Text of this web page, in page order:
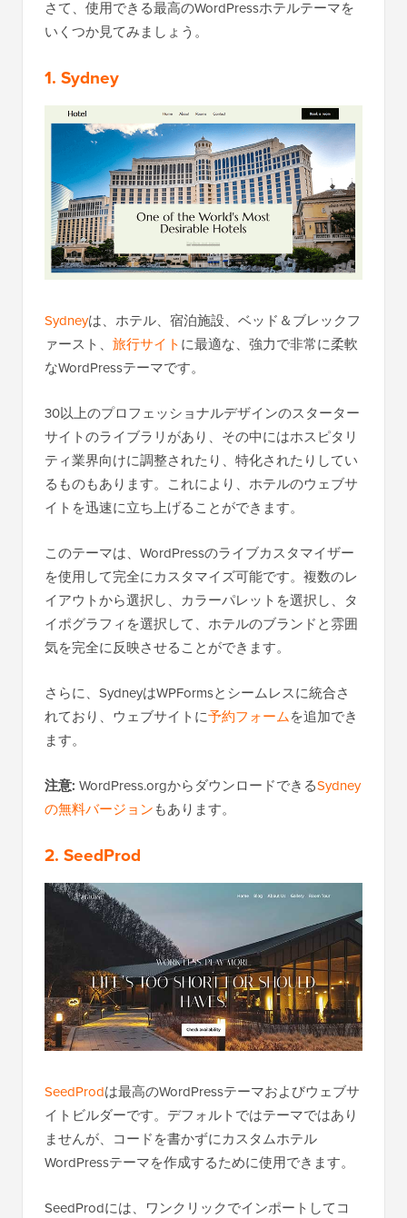
さて、使用できる最高のWordPressホテルテーマを
いくつか見てみましょう。
1. Sydney
Sydneyは、ホテル、宿泊施設、ベッド＆ブレックフ
ァースト、 旅行サイトに最適な、強力で非常に柔軟
なWordPressテーマです。
30以上のプロフェッショナルデザインのスターター
サイトのライブラリがあり、その中にはホスピタリ
ティ業界向けに調整されたり、特化されたりしてい
るものもあります。これにより、ホテルのウェブサ
イトを迅速に立ち上げることができます。
このテーマは、WordPressのライブカスタマイザー
を使用して完全にカスタマイズ可能です。複数のレ
イアウトから選択し、カラーパレットを選択し、タ
イポグラフィを選択して、ホテルのブランドと雰囲
気を完全に反映させることができます。
さらに、SydneyはWPFormsとシームレスに統合さ
れており、ウェブサイトに予約フォームを追加でき
ます。
注意: WordPress.orgからダウンロードできるSydney
の無料バージョンもあります。
2. SeedProd
SeedProdは最高のWordPressテーマおよびウェブサ
イトビルダーです。デフォルトではテーマではあり
ませんが、コードを書かずにカスタムホテル
WordPressテーマを作成するために使用できます。
SeedProdには、ワンクリックでインポートしてコ